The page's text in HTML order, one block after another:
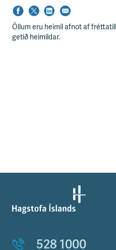
Öllum eru heimil afnot af
getið heimildar.
528 1000